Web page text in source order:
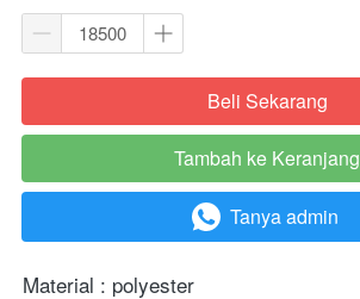
`Beli Sekarang
`
Tambah ke Keranjang
` Tanya admin
Material : polyester